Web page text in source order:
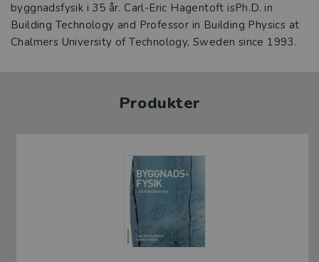
byggnadsfysik i 35 år. Carl-Eric Hagentoft isPh.D. in
Building Technology and Professor in Building Physics at
Chalmers University of Technology, Sweden since 1993.
Produkter